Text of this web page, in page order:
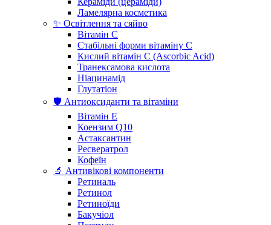
Ламелярна косметика
✨ Освітлення та сяйво
Вітамін С
Стабільні форми вітаміну С
Кислий вітамін С (Ascorbic Acid)
Транексамова кислота
Ніацинамід
Глутатіон
🛡️ Антиоксиданти та вітаміни
Вітамін Е
Коензим Q10
Астаксантин
Ресвератрол
Кофеїн
🔬 Антивікові компоненти
Ретиналь
Ретинол
Ретиноїди
Бакучіол